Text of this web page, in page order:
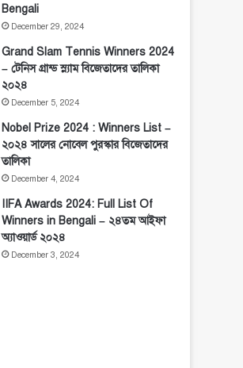
Bengali
December 29, 2024
Grand Slam Tennis Winners 2024
– টেনিস গ্রান্ড স্ল্যাম বিজেতাদের তালিকা
২০২৪
December 5, 2024
Nobel Prize 2024 : Winners List –
২০২৪ সালের নোবেল পুরস্কার বিজেতাদের
তালিকা
December 4, 2024
IIFA Awards 2024: Full List Of
Winners in Bengali – ২৪তম আইফা
অ্যাওয়ার্ড ২০২৪
December 3, 2024